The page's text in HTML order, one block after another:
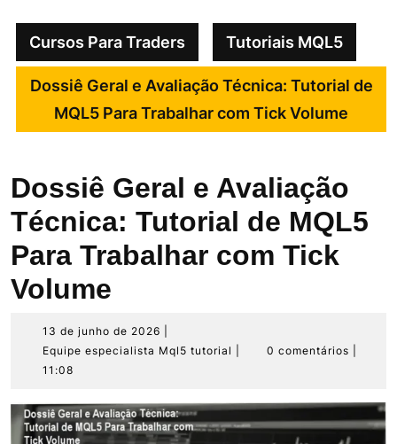
Cursos Para Traders Tutoriais MQL5
Dossiê Geral e Avaliação Técnica: Tutorial de
MQL5 Para Trabalhar com Tick Volume
Dossiê Geral e Avaliação
Técnica: Tutorial de MQL5
Para Trabalhar com Tick
Volume
13 de junho de 2026
de
2026
Equipe especialista Mql5 tutorial
Equipe
tutorial
0 comentários
11:08